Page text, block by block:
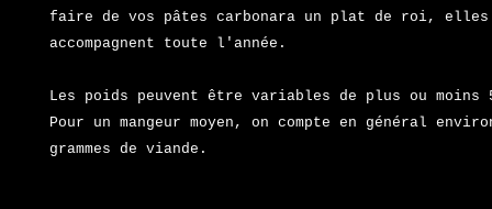
faire de vos pâtes carbonara un plat de roi, elles
accompagnent toute l'année.
Les poids peuvent être variables de plus ou moins
Pour un mangeur moyen, on compte en général
grammes de viande.